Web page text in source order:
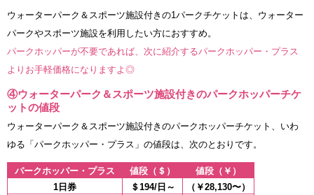
ウォーターパーク＆スポーツ施設付きの1パークチケットは、ウォーター
パークやスポーツ施設を利用したい方におすすめ。
パークホッパーが不要であれば、次に紹介するパークホッパー・プラス
よりお手軽価格になりますよ◎
④ウォーターパーク＆スポーツ施設付きのパークホッパーチケ
ットの値段
ウォーターパーク＆スポーツ施設付きのパークホッパーチケット、いわ
ゆる「パークホッパー・プラス」の値段は、次のとおりです。
パークホッパー・プラス 値段（＄）
値段（￥）
1日券
＄194/日～
（￥28,130〜）